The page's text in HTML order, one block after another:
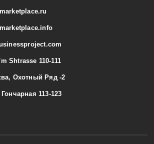
Shtrasse 110-111
Охотный Ряд -2
113-123